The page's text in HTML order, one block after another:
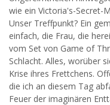
wie ein Victoria's-Secret-
Unser Treffpunkt? Ein
einfach, die Frau, die
vom Set von Game of
Schlacht. Alles, worüber
Krise ihres Frettchens.
die ich an diesem Tag
Feuer der imaginären